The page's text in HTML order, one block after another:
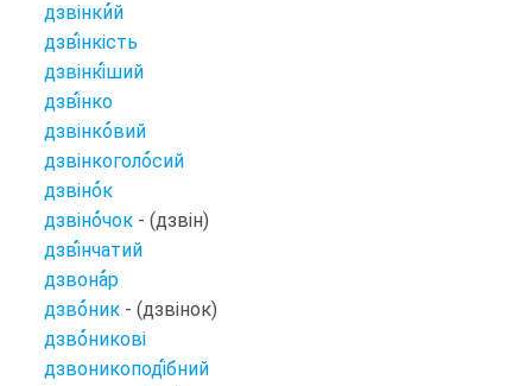
дзвінкий
дзвінкість
дзвінкіший
дзвінко
дзвінковий
дзвінкоголосий
дзвінок
дзвіночок - (дзвін)
дзвінчатий
дзвонар
дзвоник - (дзвінок)
дзвоникові
дзвоникоподібний